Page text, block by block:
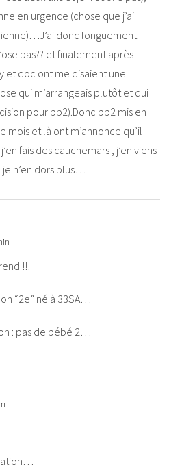
en urgence (chose que j’ai
donc longuement
pas?? et finalement après
et doc ont me disaient une
qui m’arrangeais plutôt et qui
pour bb2).Donc bb2 mis en
mois et là ont m’annonce qu’il
fais des cauchemars , j’en viens
n’en dors plus…
!!!
“2e” né à 33SA…
: pas de bébé 2…